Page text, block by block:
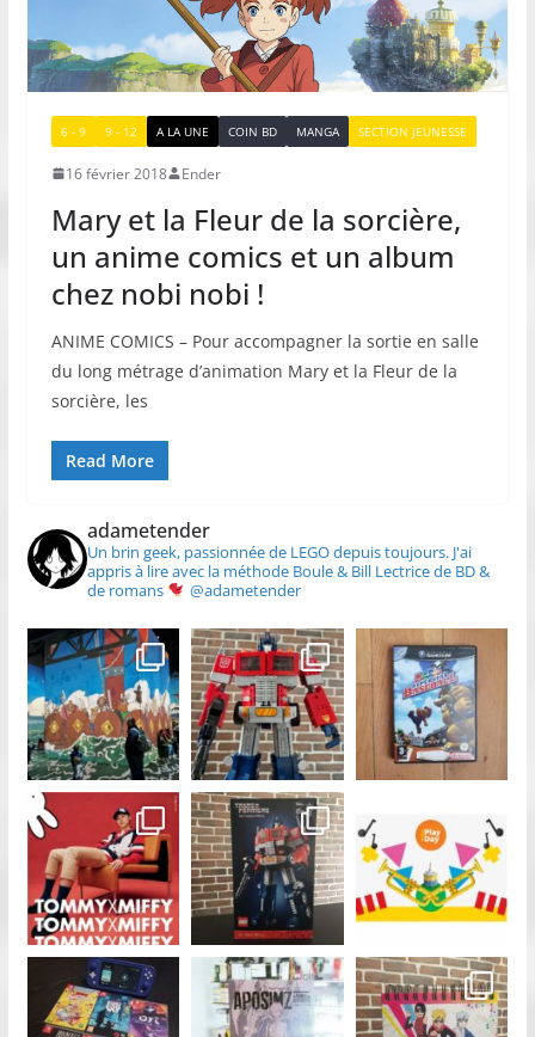
6 - 9 9 - 12 A LA UNE COIN BD MANGA SECTION JEUNESSE
16 février 2018 Ender
Mary et la Fleur de la sorcière,
un anime comics et un album
chez nobi nobi !
ANIME COMICS – Pour accompagner la sortie en salle
du long métrage d’animation Mary et la Fleur de la
sorcière, les
Read More
adametender
Un brin geek, passionnée de LEGO depuis toujours.J'ai
appris à lire avec la méthode Boule & Bill Lectrice de BD &
de romans
@adametender